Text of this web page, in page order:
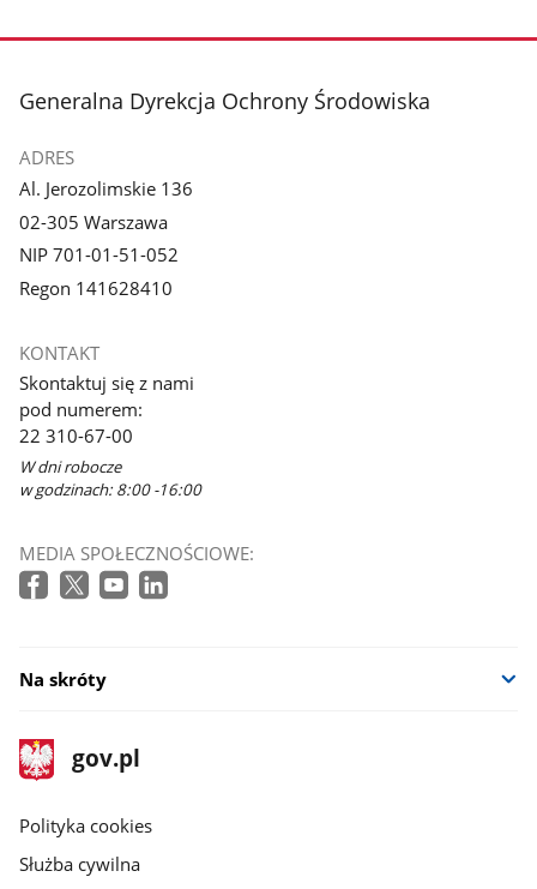
zdjęcie
galerii.
zdjęcie
galerii.
stopka
Generalna Dyrekcja Ochrony Środowiska
ADRES
Al. Jerozolimskie 136
02-305 Warszawa
NIP 701-01-51-052
Regon 141628410
KONTAKT
Skontaktuj się z nami
pod numerem:
22 310-67-00
W dni robocze
w godzinach: 8:00 -16:00
MEDIA SPOŁECZNOŚCIOWE:
Na skróty
stopka
gov.pl
Strona
gov.pl
gov.pl
Polityka cookies
Służba cywilna